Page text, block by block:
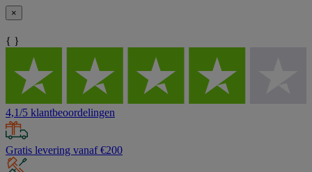
×
{ }
4,1/5 klantbeoordelingen
Gratis levering vanaf €200